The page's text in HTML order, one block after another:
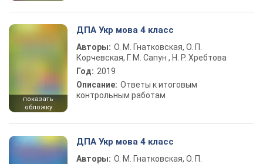
показать
обложку
ДПА Укр мова 4 класс
Авторы: О. М. Гнатковская, О. П.
Корчевская, Г. М. Сапун , Н. Р. Хребтова
Год: 2019
Описание: Ответы к итоговым
контрольным работам
ДПА Укр мова 4 класс
Авторы: О. М. Гнатковская, О. П.